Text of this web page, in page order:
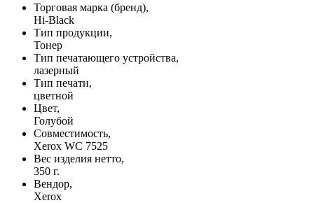
Торговая марка (бренд),
Hi-Black
Тип продукции,
Тонер
Тип печатающего устройства,
лазерный
Тип печати,
цветной
Цвет,
Голубой
Совместимость,
Xerox WC 7525
Вес изделия нетто,
350 г.
Вендор,
Xerox